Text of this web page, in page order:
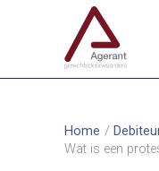
Home
Wat is een